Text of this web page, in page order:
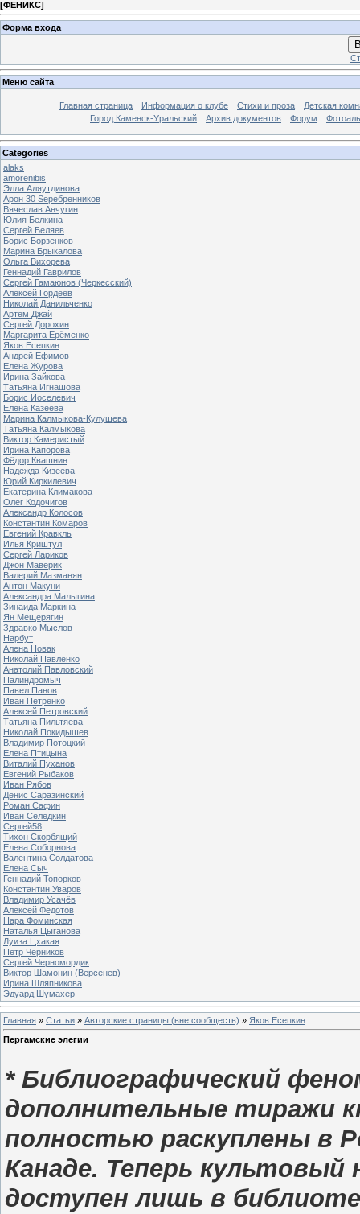
[ФЕНИКС]
Форма входа
Меню сайта
Главная страница Информация о клубе Стихи и проза
Детская
Город Каменск-Уральский
Архив документов Форум
Categories
alaks
amorenibis
Элла Аляутдинова
Арон 30 Sеребренников
Вячеслав Анчугин
Юлия Белкина
Сергей Беляев
Борис Борзенков
Марина Брыкалова
Ольга Вихорева
Геннадий Гаврилов
Сергей Гамаюнов (Черкесский)
Алексей Гордеев
Николай Данильченко
Артем Джай
Сергей Дорохин
Маргарита Ерёменко
Яков Есепкин
Андрей Ефимов
Елена Журова
Ирина Зайкова
Татьяна Игнашова
Борис Иоселевич
Елена Казеева
Марина Калмыкова-Кулушева
Татьяна Калмыкова
Виктор Камеристый
Ирина Капорова
Фёдор Квашнин
Надежда Кизеева
Юрий Киркилевич
Екатерина Климакова
Олег Кодочигов
Александр Колосов
Константин Комаров
Евгений Кравкль
Илья Криштул
Сергей Лариков
Джон Маверик
Валерий Мазманян
Антон Макуни
Александра Малыгина
Зинаида Маркина
Ян Мещерягин
Здравко Мыслов
Нарбут
Алена Новак
Николай Павленко
Анатолий Павловский
Палиндромыч
Павел Панов
Иван Петренко
Алексей Петровский
Татьяна Пильтяева
Николай Покидышев
Владимир Потоцкий
Елена Птицына
Виталий Пуханов
Евгений Рыбаков
Иван Рябов
Денис Саразинский
Роман Сафин
Иван Селёдкин
Сергей58
Тихон Скорбящий
Елена Соборнова
Валентина Солдатова
Елена Сыч
Геннадий Топорков
Константин Уваров
Владимир Усачёв
Алексей Федотов
Нара Фоминская
Наталья Цыганова
Луиза Цхакая
Петр Черников
Сергей Черномордик
Виктор Шамонин (Версенев)
Ирина Шляпникова
Эдуард Шумахер
Главная » Статьи » Авторские страницы (вне сообществ) » Яков Есепкин
Пергамские элегии
*Библиографический
дополнительные тиражи
полностью раскуплены в
Канаде. Теперь культовый
доступен лишь в